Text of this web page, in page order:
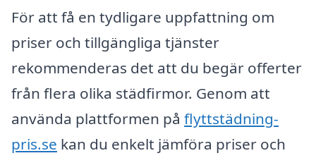
För att få en tydligare uppfattning om
priser och tillgängliga tjänster
rekommenderas det att du begär offerter
från flera olika städfirmor. Genom att
använda plattformen på flyttstädning-
pris.se kan du enkelt jämföra priser och